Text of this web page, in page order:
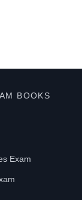
BOOKS
Exam